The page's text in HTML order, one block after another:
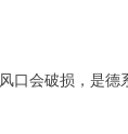
口会破损，是德